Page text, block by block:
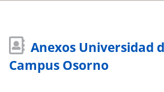
Anexos Universidad
Campus Osorno